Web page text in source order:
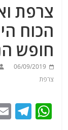
צרפת
הכוח
חופש
06/09/2019
צרפת
W
T